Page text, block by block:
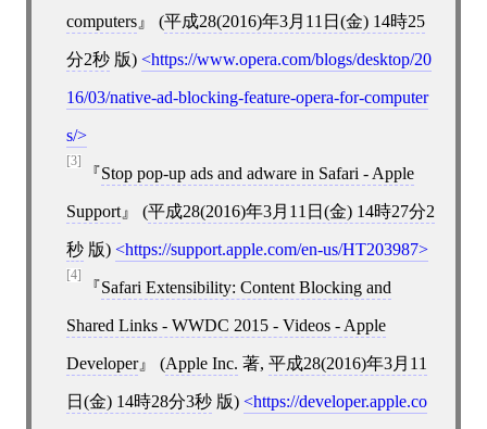
computers (平成28(2016)年3月11日(金) 14時25
分2秒版) https://www.opera.com/blogs/desktop/20
16/03/native-ad-blocking-feature-opera-for-computer
s/
[3]
Stop pop-up ads and adware in Safari - Apple
Support (平成28(2016)年3月11日(金) 14時27分2
秒版) https://support.apple.com/en-us/HT203987
[4]
Safari Extensibility: Content Blocking and
Shared Links - WWDC 2015 - Videos - Apple
Developer (Apple Inc. 著, 平成28(2016)年3月11
日(金) 14時28分3秒版) https://developer.apple.co